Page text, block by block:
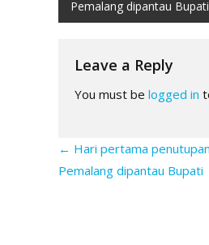
navigation
Pemalang dipantau Bupati
Leave a Reply
You must be logged in
← Hari pertama
Pemalang dipantau Bupati